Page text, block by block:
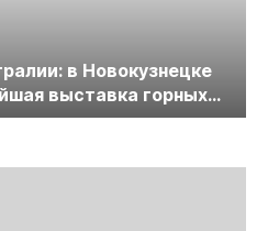
в Новокузнецке
выставка горных
Уголь России и